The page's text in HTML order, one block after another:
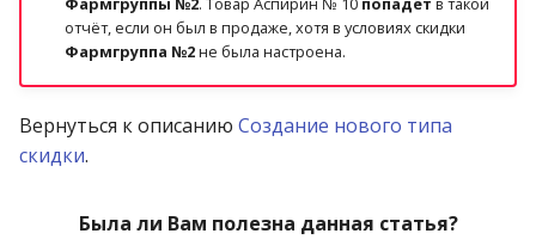
отчёт, если он был в продаже, хотя в условиях скидки
Фармгруппа №2не была настроена.
Вернуться к описанию Создание нового типа
скидки.
Была ли Вам полезна данная статья?